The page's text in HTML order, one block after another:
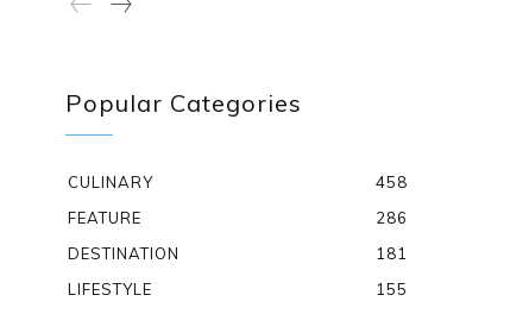
Popular Categories
CULINARY
458
FEATURE
286
DESTINATION
181
LIFESTYLE
155